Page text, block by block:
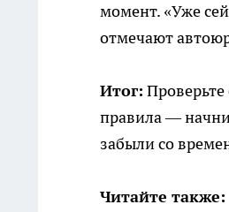
момент. «Уже
отмечают
Итог:
правила —
забыли со
Читайте также: